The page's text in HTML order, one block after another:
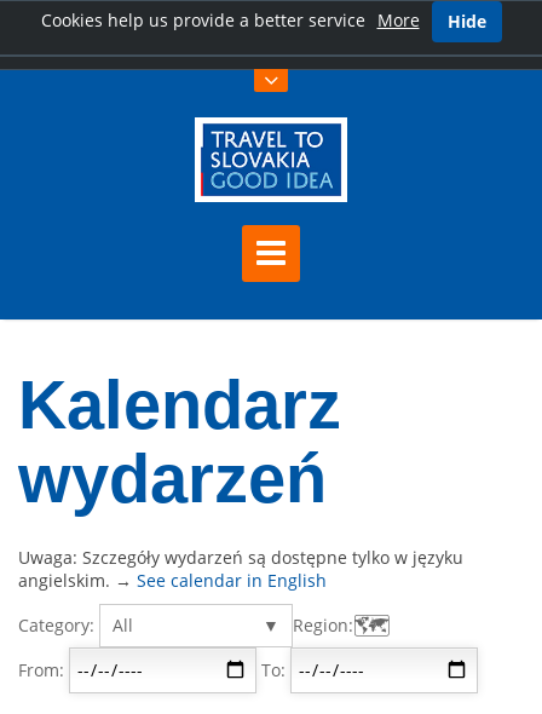
Cookies help us provide a better service More Hide
Kalendarz
wydarzeń
Uwaga: Szczegóły wydarzeń są dostępne tylko w języku
angielskim. → See calendar in English
Category:
All Region:🗺
From: To: